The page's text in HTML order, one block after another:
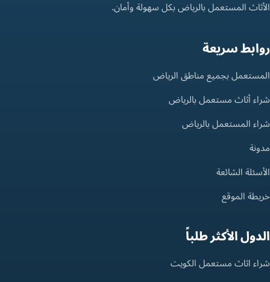
الأثاث المستعمل بالرياض بكل سهولة وأمان.
روابط سريعة
المستعمل بجميع مناطق الرياض
شراء أثاث مستعمل بالرياض
شراء المستعمل بالرياض
مدونة
الأسئلة الشائعة
خريطة الموقع
الدول الأكثر طلباً
شراء اثاث مستعمل الكويت